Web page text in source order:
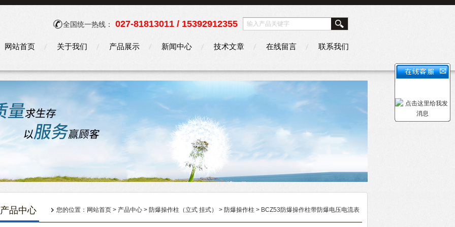
全国统一热线： 027-81813011 / 15392912355
网站首页 关于我们 产品展示 新闻中心 技术文章 在线留言 联系我们
产品中心 您的位置： 网站首页 > 产品中心 > 防爆操作柱（立式 挂式） > 防爆操作柱 > BCZ53防爆操作柱带防爆电压电流表